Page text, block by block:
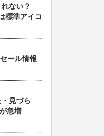
ない？
標準アイコ
ール情報
見づら
急増